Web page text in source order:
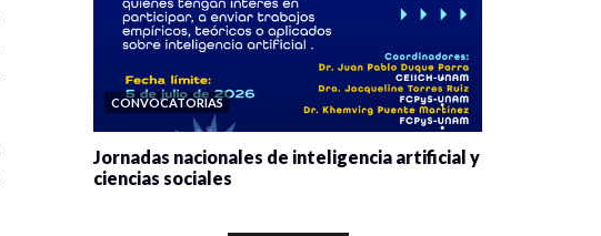
CONVOCATORIAS
Jornadas nacionales de inteligencia artificial y
ciencias sociales